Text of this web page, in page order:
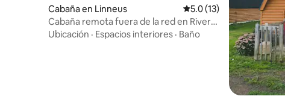
Cabaña en Linneus Calificación promedio:
5.0 (13)
Cabaña remota fuera de la red en River
Westside
Ubicación · Espacios interiores · Baño